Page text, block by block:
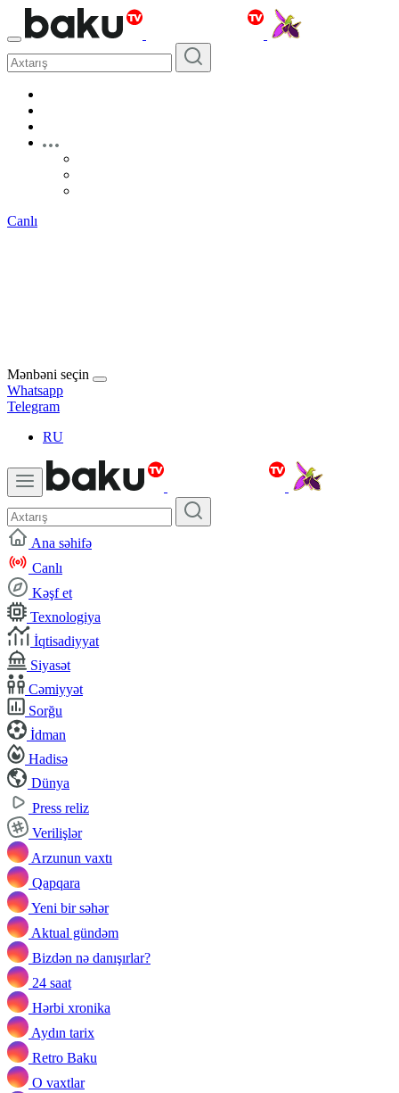
Canlı
Mənbəni seçin
Whatsapp
Telegram
RU
Ana səhifə
Canlı
Kəşf et
Texnologiya
İqtisadiyyat
Siyasət
Cəmiyyət
Sorğu
İdman
Hadisə
Dünya
Press reliz
Verilişlər
Arzunun vaxtı
Qapqara
Yeni bir səhər
Aktual gündəm
Bizdən nə danışırlar?
24 saat
Hərbi xronika
Aydın tarix
Retro Baku
O vaxtlar